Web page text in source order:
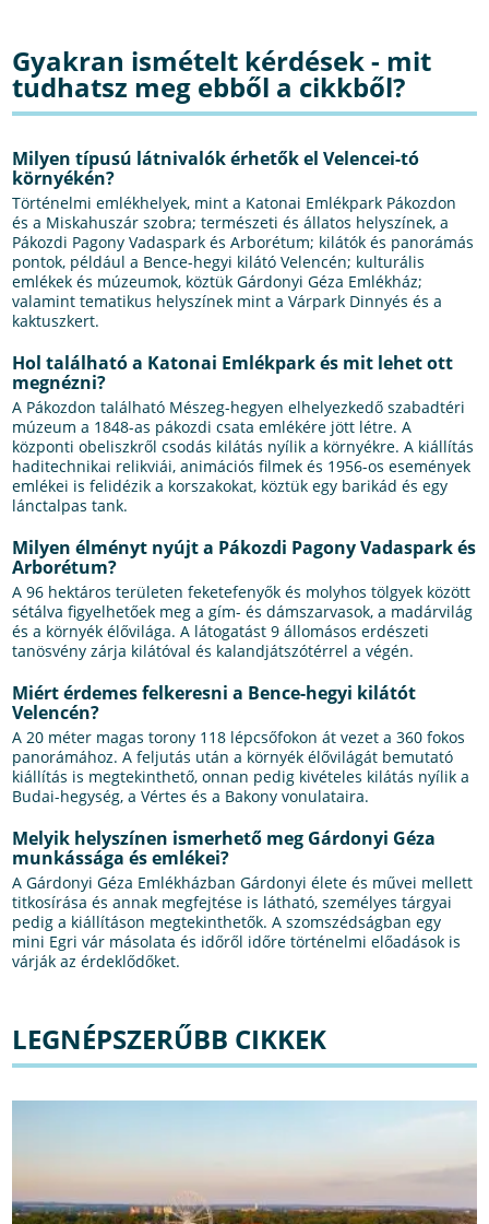
Gyakran ismételt kérdések - mit
tudhatsz meg ebből a cikkből?
Milyen típusú látnivalók érhetők el Velencei-tó
környékén?
Történelmi emlékhelyek, mint a Katonai Emlékpark Pákozdon
és a Miskahuszár szobra; természeti és állatos helyszínek, a
Pákozdi Pagony Vadaspark és Arborétum; kilátók és panorámás
pontok, például a Bence-hegyi kilátó Velencén; kulturális
emlékek és múzeumok, köztük Gárdonyi Géza Emlékház;
valamint tematikus helyszínek mint a Várpark Dinnyés és a
kaktuszkert.
Hol található a Katonai Emlékpark és mit lehet ott
megnézni?
A Pákozdon található Mészeg-hegyen elhelyezkedő szabadtéri
múzeum a 1848-as pákozdi csata emlékére jött létre. A
központi obeliszkről csodás kilátás nyílik a környékre. A kiállítás
haditechnikai relikviái, animációs filmek és 1956-os események
emlékei is felidézik a korszakokat, köztük egy barikád és egy
lánctalpas tank.
Milyen élményt nyújt a Pákozdi Pagony Vadaspark és
Arborétum?
A 96 hektáros területen feketefenyők és molyhos tölgyek között
sétálva figyelhetőek meg a gím- és dámszarvasok, a madárvilág
és a környék élővilága. A látogatást 9 állomásos erdészeti
tanösvény zárja kilátóval és kalandjátszótérrel a végén.
Miért érdemes felkeresni a Bence-hegyi kilátót
Velencén?
A 20 méter magas torony 118 lépcsőfokon át vezet a 360 fokos
panorámához. A feljutás után a környék élővilágát bemutató
kiállítás is megtekinthető, onnan pedig kivételes kilátás nyílik a
Budai-hegység, a Vértes és a Bakony vonulataira.
Melyik helyszínen ismerhető meg Gárdonyi Géza
munkássága és emlékei?
A Gárdonyi Géza Emlékházban Gárdonyi élete és művei mellett
titkosírása és annak megfejtése is látható, személyes tárgyai
pedig a kiállításon megtekinthetők. A szomszédságban egy
mini Egri vár másolata és időről időre történelmi előadások is
várják az érdeklődőket.
LEGNÉPSZERŰBB CIKKEK